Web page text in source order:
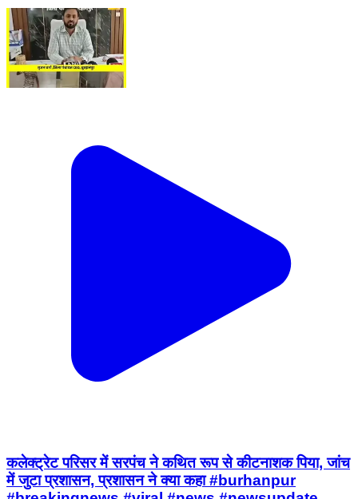
कलेक्ट्रेट परिसर में सरपंच ने कथित रूप से कीटनाशक पिया, जांच
में जुटा प्रशासन, प्रशासन ने क्या कहा #burhanpur